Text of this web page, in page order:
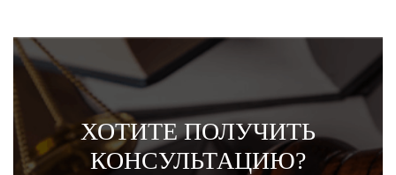
ХОТИТЕ ПОЛУЧИТЬ
КОНСУЛЬТАЦИЮ?